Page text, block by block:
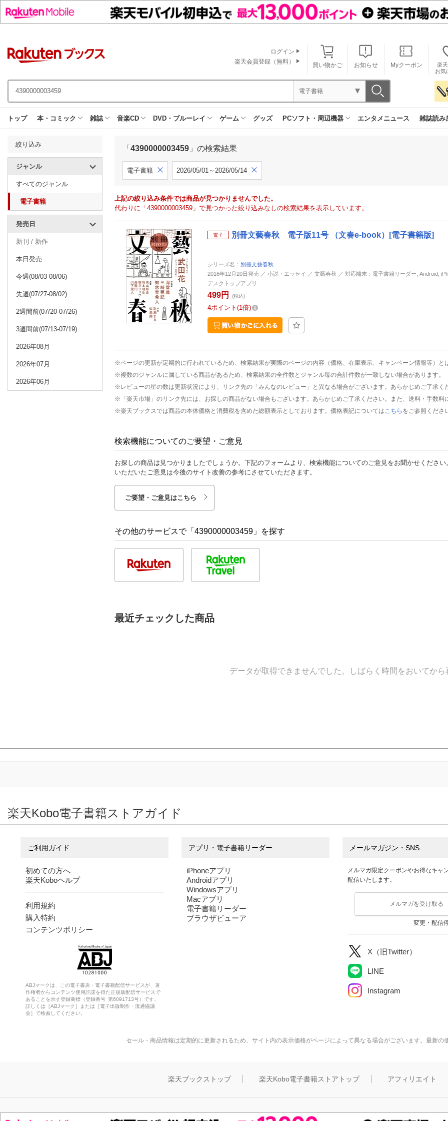
買い物かご お知らせ Myクーポン
楽
お気
ログイン
楽天会員登録（無料）
電子書籍
トップ 本・コミック 雑誌 音楽CD DVD・ブルーレイ ゲーム グッズ PCソフト・周辺機器 エンタメニュース 雑誌読み
絞り込み
ジャンル
すべてのジャンル
電子書籍
発売日
新刊 / 新作
本日発売
今週(08/03-08/06)
先週(07/27-08/02)
2週間前(07/20-07/26)
3週間前(07/13-07/19)
2026年08月
2026年07月
2026年06月
「 4390000003459 」の検索結果
電子書籍 2026/05/01～2026/05/14
上記の絞り込み条件では商品が見つかりませんでした。
代わりに「4390000003459」で見つかった絞り込みなしの検索結果を表示しています。
電子 別冊文藝春秋 電子版11号 （文春e-book）[電子書籍版]
シリーズ名： 別冊文藝春秋
2016年12月20日発売 ／ 小説・エッセイ ／ 文藝春秋 ／ 対応端末：電子書籍リーダー, Android,
デスクトップアプリ
499円 (税込)
4ポイント 1倍
※ページの更新が定期的に行われているため、検索結果が実際のページの内容（価格、在庫表示、キャンペーン情報等）と
※複数のジャンルに属している商品があるため、検索結果の全件数とジャンル毎の合計件数が一致しない場合があります。
※レビューの星の数は更新状況により、リンク先の「みんなのレビュー」と異なる場合がございます。あらかじめご了承く
※「楽天市場」のリンク先には、お探しの商品がない場合もございます。あらかじめご了承ください。また、送料・手数料
※楽天ブックスでは商品の本体価格と消費税を含めた総額表示としております。価格表記については こちら をご参照くださ
検索機能についてのご要望・ご意見
お探しの商品は見つかりましたでしょうか。下記のフォームより、検索機能についてのご意見をお聞かせください
いただいたご意見は今後のサイト改善の参考にさせていただきます。
ご要望・ご意見はこちら
その他のサービスで「4390000003459」を探す
最近チェックした商品
データが取得できませんでした。しばらく時間をおいてから
楽天Kobo電子書籍ストアガイド
ご利用ガイド
初めての方へ
楽天Koboヘルプ
利用規約
購入特約
コンテンツポリシー
ABJマークは、この電子書店・電子書籍配信サービスが、著
作権者からコンテンツ使用許諾を得た正規版配信サービスで
あることを示す登録商標（登録番号 第6091713号）です。
詳しくは［ABJマーク］または［電子出版制作・流通協議
会］で検索してください。
アプリ・電子書籍リーダー
iPhoneアプリ
Androidアプリ
Windowsアプリ
Macアプリ
電子書籍リーダー
ブラウザビューア
メールマガジン・SNS
メルマガ限定クーポンやお得なキャ
配信いたします。
メルマガを受け取る
変更・配信
X（旧Twitter）
LINE
Instagram
セール・商品情報は定期的に更新されるため、サイト内の表示価格がページによって異なる場合がございます。最新の
楽天ブックストップ 楽天Kobo電子書籍ストアトップ アフィリエイト